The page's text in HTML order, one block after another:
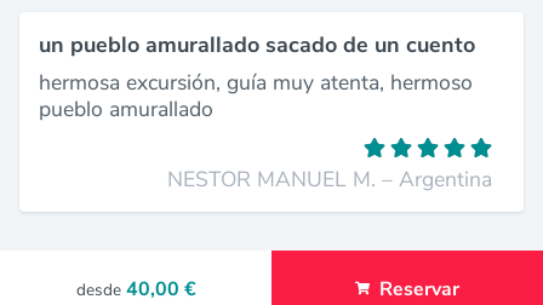
un pueblo amurallado sacado de un cuento
hermosa excursión, guía muy atenta, hermoso
pueblo amurallado
NESTOR MANUEL M. – Argentina
desde 40,00 € Reservar